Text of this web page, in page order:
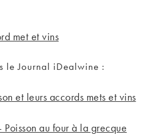
met et vins
le Journal iDealwine :
et leurs accords mets et vins
au four à la grecque